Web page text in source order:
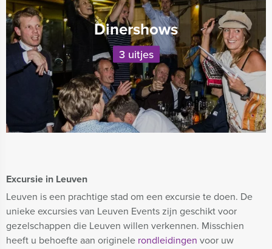
Excursie in Leuven
Leuven is een prachtige stad om een excursie te doen. De
unieke excursies van Leuven Events zijn geschikt voor
gezelschappen die Leuven willen verkennen. Misschien
heeft u behoefte aan originele rondleidingen voor uw
Dinershows
3 uitjes